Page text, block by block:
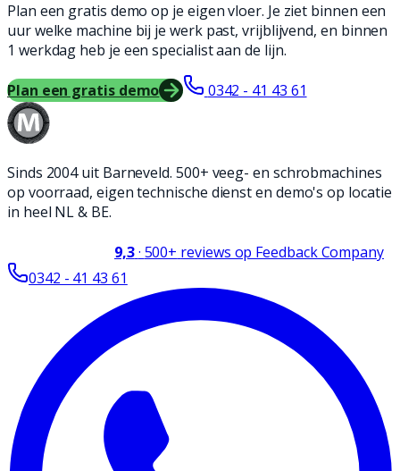
Plan een gratis demo op je eigen vloer. Je ziet binnen een
uur welke machine bij je werk past, vrijblijvend, en binnen
1 werkdag heb je een specialist aan de lijn.
Plan een gratis demo 0342 - 41 43 61
Sinds 2004 uit Barneveld. 500+ veeg- en schrobmachines
op voorraad, eigen technische dienst en demo's op locatie
in heel NL & BE.
9,3· 500+ reviews op Feedback Company
0342 - 41 43 61